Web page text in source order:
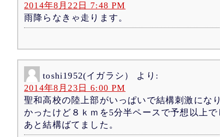
2014年8月22日 7:48 PM
雨降らなきゃ走ります。
toshi1952(イガラシ）
より:
2014年8月23日 6:00 PM
聖和高校の陸上部がいっぱいで結構刺激にな
かったけど８ｋｍを5分半ペースで予想以上
あと結構ばてました。